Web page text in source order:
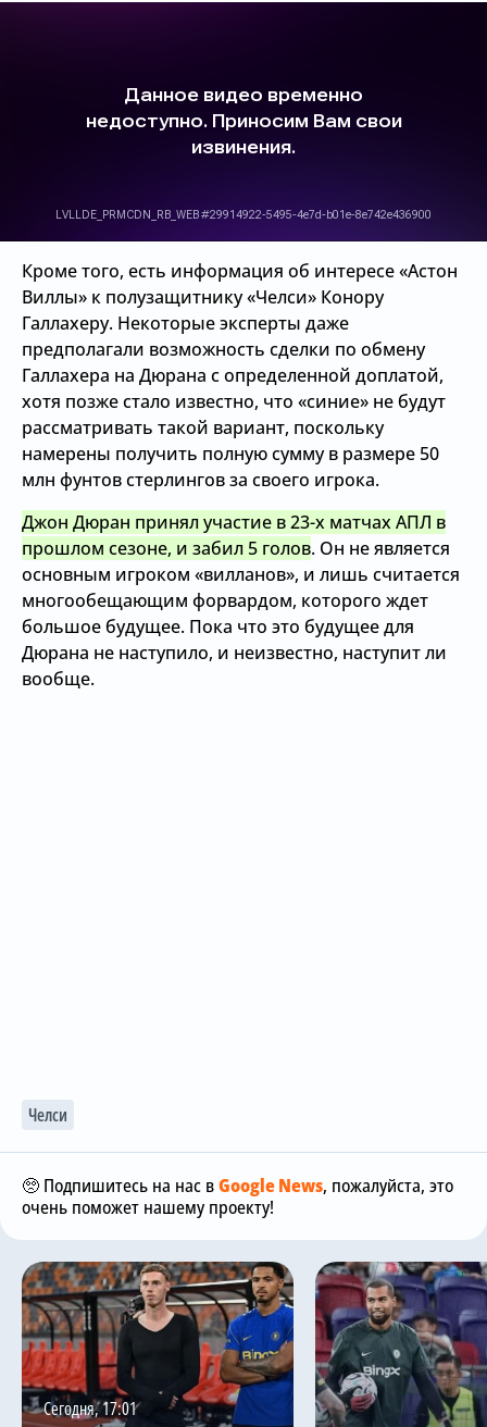
Кроме того, есть информация об интересе «Астон
Виллы» к полузащитнику «Челси» Конору
Галлахеру. Некоторые эксперты даже
предполагали возможность сделки по обмену
Галлахера на Дюрана с определенной доплатой,
хотя позже стало известно, что «синие» не будут
рассматривать такой вариант, поскольку
намерены получить полную сумму в размере 50
млн фунтов стерлингов за своего игрока.
Джон Дюран принял участие в 23-х матчах АПЛ в
прошлом сезоне, и забил 5 голов. Он не является
основным игроком «вилланов», и лишь считается
многообещающим форвардом, которого ждет
большое будущее. Пока что это будущее для
Дюрана не наступило, и неизвестно, наступит ли
вообще.
Челси
🥺 Подпишитесь на нас вGoogle News, пожалуйста, это
очень поможет нашему проекту!
Сегодня, 17:01